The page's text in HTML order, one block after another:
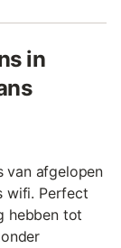
in
van afgelopen
wifi. Perfect
hebben tot